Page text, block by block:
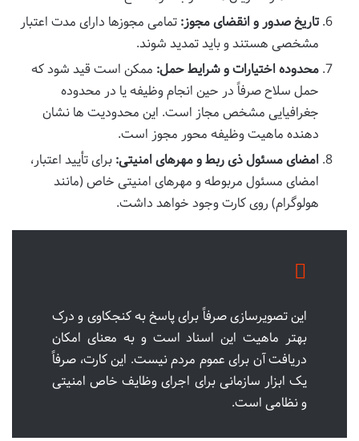
تاریخ صدور و انقضای مجوز: تمامی مجوزها دارای مدت اعتبار
مشخصی هستند و باید تمدید شوند.
محدوده اختیارات و شرایط حمل: ممکن است قید شود که
حمل سلاح صرفاً در حین انجام وظیفه یا در محدوده
جغرافیایی مشخص مجاز است. این محدودیت ها نشان
دهنده ماهیت وظیفه محور مجوز است.
امضای مسئول ذی ربط و مهرهای امنیتی: برای تأیید اعتبار،
امضای مسئول مربوطه و مهرهای امنیتی خاص (مانند
هولوگرام) روی کارت وجود خواهد داشت.
این تصویرسازی صرفاً برای پاسخ به کنجکاوی و درک
بهتر ماهیت این اسناد است و به معنای امکان
دریافت آن برای عموم مردم نیست. این کارت، صرفاً
یک ابزار سازمانی برای اجرای وظایف خاص امنیتی
و نظامی است.